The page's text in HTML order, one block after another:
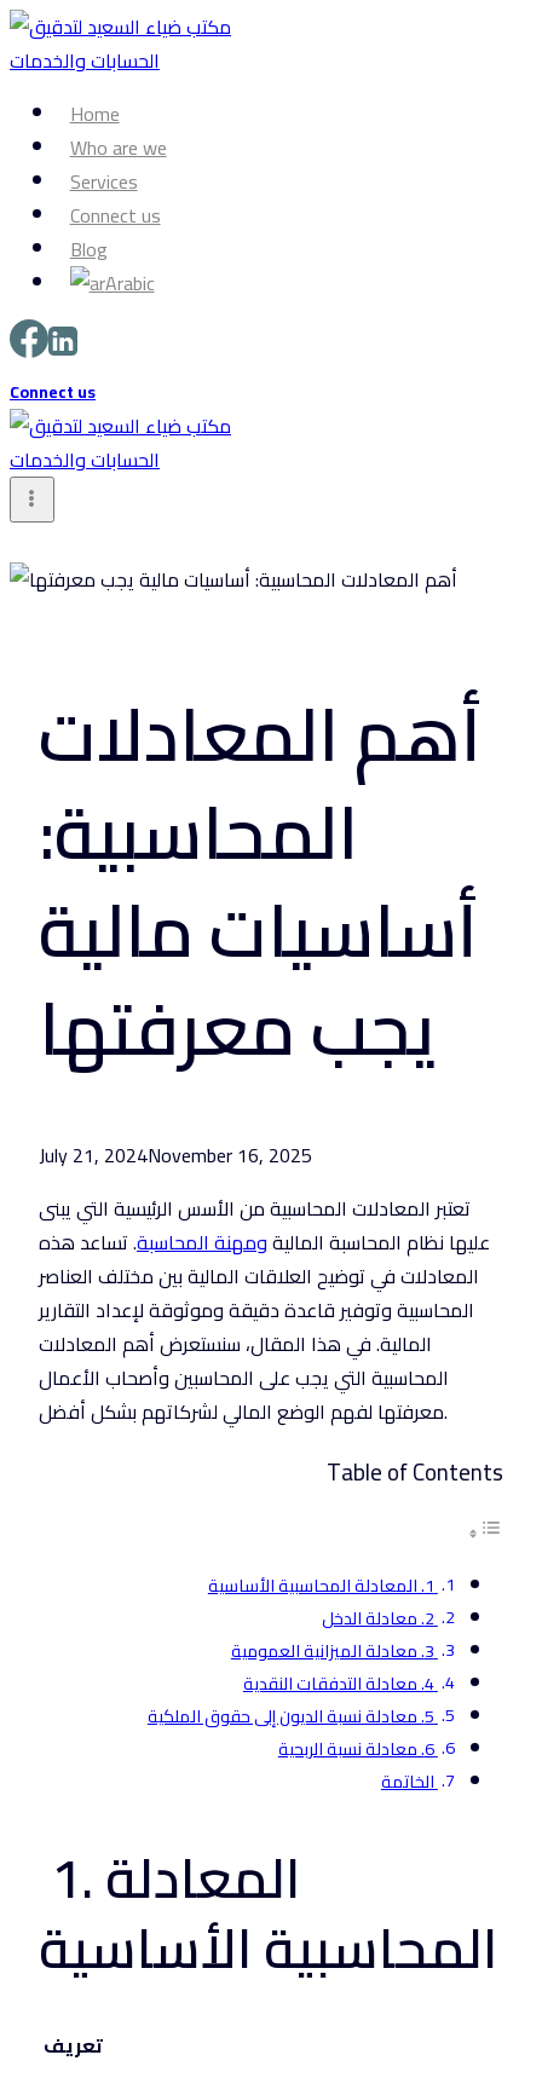
Skip
to
Home
Who are we
Services
Connect us
Blog
Arabic
Connect us
أهم المعادلات
المحاسبية:
أساسيات مالية
يجب معرفتها
July 21, 2024November 16, 2025
تعتبر المعادلات المحاسبية من الأسس الرئيسية التي يبنى
عليها نظام المحاسبة الماليةومهنة المحاسبة. تساعد هذه
المعادلات في توضيح العلاقات المالية بين مختلف العناصر
المحاسبية وتوفير قاعدة دقيقة وموثوقة لإعداد التقارير
المالية. في هذا المقال، سنستعرض أهم المعادلات
المحاسبية التي يجب على المحاسبين وأصحاب الأعمال
معرفتها لفهم الوضع المالي لشركاتهم بشكل أفضل.
Table of Contents
1. المعادلة المحاسبية الأساسية
2. معادلة الدخل
3. معادلة الميزانية العمومية
4. معادلة التدفقات النقدية
5. معادلة نسبة الديون إلى حقوق الملكية
6. معادلة نسبة الربحية
الخاتمة
1. المعادلة
المحاسبية الأساسية
تعريف